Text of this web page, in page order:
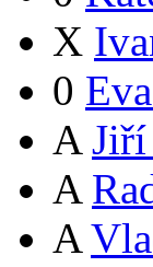
X
0
A Jiří
A
A